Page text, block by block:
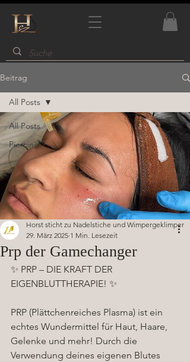
Beitrag
All Posts
Piercing
All Posts
Prp der Gamechanger
Horst sticht zu Nadelstiche und Wimpergeklimper
29. März 2025 1 Min. Lesezeit
✨ PRP – DIE KRAFT DER
EIGENBLUTTHERAPIE! ✨
PRP (Plättchenreiches Plasma) ist ein
echtes Wundermittel für Haut, Haare,
Gelenke und mehr! Durch die
Verwendung deines eigenen Blutes